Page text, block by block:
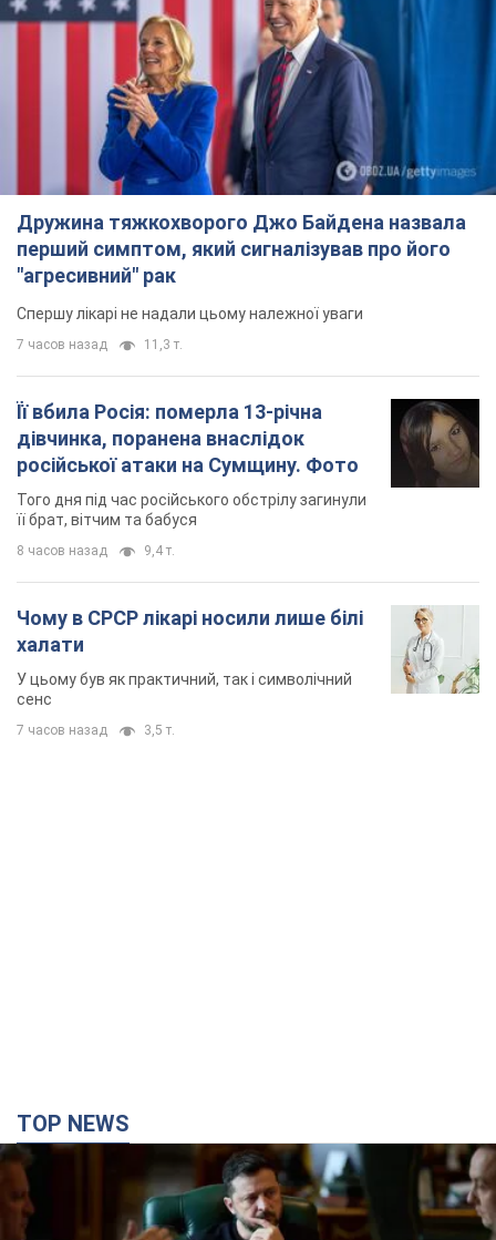
Дружина тяжкохворого Джо Байдена назвала
перший симптом, який сигналізував про його
"агресивний" рак
Спершу лікарі не надали цьому належної уваги
7 часов назад 11,3 т.
Її вбила Росія: померла 13-річна
дівчинка, поранена внаслідок
російської атаки на Сумщину. Фото
Того дня під час російського обстрілу загинули
її брат, вітчим та бабуся
8 часов назад 9,4 т.
Чому в СРСР лікарі носили лише білі
халати
У цьому був як практичний, так і символічний
сенс
7 часов назад 3,5 т.
TOP NEWS